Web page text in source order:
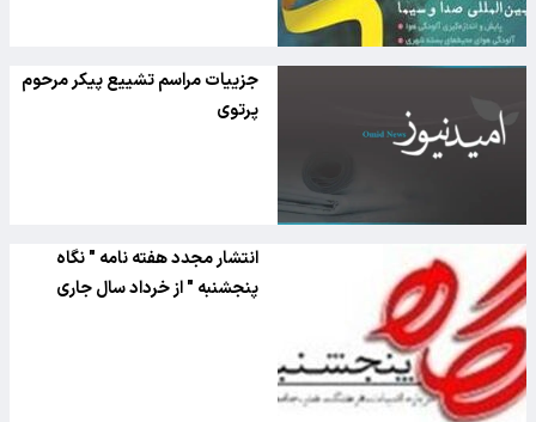
جزییات مراسم تشییع پیکر مرحوم
پرتوی
انتشار مجدد هفته نامه " نگاه
پنجشنبه " از خرداد سال جاری